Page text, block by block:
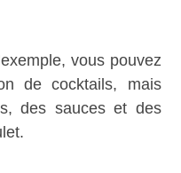
vous pouvez
de cocktails, mais
des sauces et des